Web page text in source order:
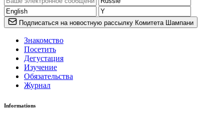
Подписаться на новостную рассылку Комитета Шампани
Знакомство
Посетить
Дегустация
Изучение
Обязательства
Журнал
Informations